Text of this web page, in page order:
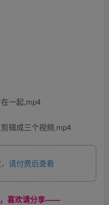
一起,mp4
辑成三个视频.mp4
请付费后查看
喜欢请分享------